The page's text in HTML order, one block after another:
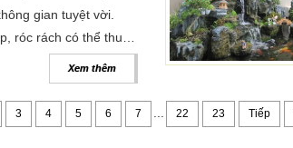
gian tuyệt vời.
róc rách có thể thu
ra hàng ngàn góc
gian kinh doanh
hơn sân vườn nhà
Xem thêm
3 4 5 6 7 22 23 Tiếp